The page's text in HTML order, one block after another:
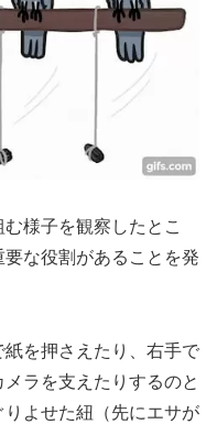
様子を観察したとこ
な役割があることを発
を押さえたり、右手で
ラを支えたりするのと
よせた紐（先にエサが